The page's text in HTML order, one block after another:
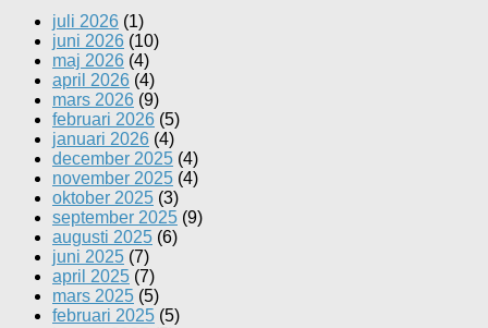
juli 2026 (1)
juni 2026 (10)
maj 2026 (4)
april 2026 (4)
mars 2026 (9)
februari 2026 (5)
januari 2026 (4)
december 2025 (4)
november 2025 (4)
oktober 2025 (3)
september 2025 (9)
augusti 2025 (6)
juni 2025 (7)
april 2025 (7)
mars 2025 (5)
februari 2025 (5)